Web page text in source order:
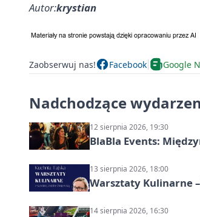
Autor:krystian
Zaobserwuj nas! Facebook Google
Nadchodzące
12 sierpnia 2026, 19:30
BlaBla Events:
13 sierpnia 2026, 18:00
Warsztaty Kulinarne
14 sierpnia 2026, 16:30